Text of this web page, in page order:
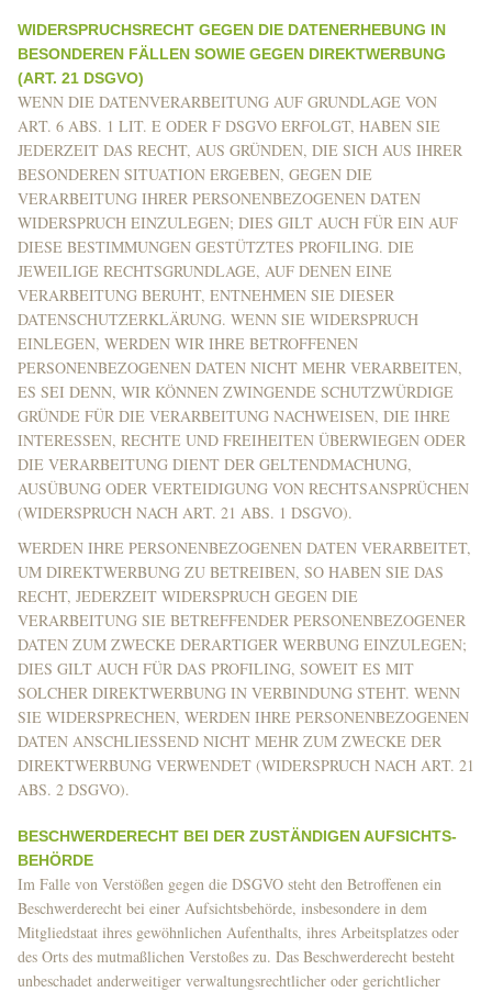
WIDERSPRUCHSRECHT GEGEN DIE DATENERHEBUNG IN
BESONDEREN FÄLLEN SOWIE GEGEN DIREKTWERBUNG
(ART. 21 DSGVO)
WENN DIE DATENVERARBEITUNG AUF GRUNDLAGE VON
ART. 6 ABS. 1 LIT. E ODER F DSGVO ERFOLGT, HABEN SIE
JEDERZEIT DAS RECHT, AUS GRÜNDEN, DIE SICH AUS IHRER
BESONDEREN SITUATION ERGEBEN, GEGEN DIE
VERARBEITUNG IHRER PERSONENBEZOGENEN DATEN
WIDERSPRUCH EINZULEGEN; DIES GILT AUCH FÜR EIN AUF
DIESE BESTIMMUNGEN GESTÜTZTES PROFILING. DIE
JEWEILIGE RECHTSGRUNDLAGE, AUF DENEN EINE
VERARBEITUNG BERUHT, ENTNEHMEN SIE DIESER
DATENSCHUTZERKLÄRUNG. WENN SIE WIDERSPRUCH
EINLEGEN, WERDEN WIR IHRE BETROFFENEN
PERSONENBEZOGENEN DATEN NICHT MEHR VERARBEITEN,
ES SEI DENN, WIR KÖNNEN ZWINGENDE SCHUTZWÜRDIGE
GRÜNDE FÜR DIE VERARBEITUNG NACHWEISEN, DIE IHRE
INTERESSEN, RECHTE UND FREIHEITEN ÜBERWIEGEN ODER
DIE VERARBEITUNG DIENT DER GELTENDMACHUNG,
AUSÜBUNG ODER VERTEIDIGUNG VON RECHTSANSPRÜCHEN
(WIDERSPRUCH NACH ART. 21 ABS. 1 DSGVO).
WERDEN IHRE PERSONENBEZOGENEN DATEN VERARBEITET,
UM DIREKTWERBUNG ZU BETREIBEN, SO HABEN SIE DAS
RECHT, JEDERZEIT WIDERSPRUCH GEGEN DIE
VERARBEITUNG SIE BETREFFENDER PERSONENBEZOGENER
DATEN ZUM ZWECKE DERARTIGER WERBUNG EINZULEGEN;
DIES GILT AUCH FÜR DAS PROFILING, SOWEIT ES MIT
SOLCHER DIREKTWERBUNG IN VERBINDUNG STEHT. WENN
SIE WIDERSPRECHEN, WERDEN IHRE PERSONENBEZOGENEN
DATEN ANSCHLIESSEND NICHT MEHR ZUM ZWECKE DER
DIREKTWERBUNG VERWENDET (WIDERSPRUCH NACH ART. 21
ABS. 2 DSGVO).
BESCHWERDE­RECHT BEI DER ZUSTÄNDIGEN AUFSICHTS­
BEHÖRDE
Im Falle von Verstößen gegen die DSGVO steht den Betroffenen ein
Beschwerderecht bei einer Aufsichtsbehörde, insbesondere in dem
Mitgliedstaat ihres gewöhnlichen Aufenthalts, ihres Arbeitsplatzes oder
des Orts des mutmaßlichen Verstoßes zu. Das Beschwerderecht besteht
unbeschadet anderweitiger verwaltungsrechtlicher oder gerichtlicher